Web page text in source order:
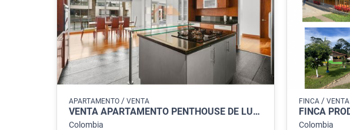
APARTAMENTO / VENTA
VENTA APARTAMENTO PENTHOUSE DE LUJO EN CHICÓ NAVARRA, BOGOTÁ
Colombia
FINCA/ VENTA
Colombia